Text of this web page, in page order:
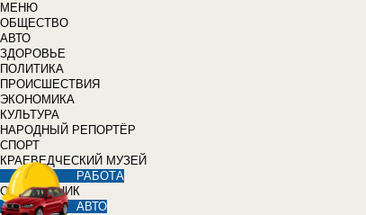
МЕНЮ
ОБЩЕСТВО
АВТО
ЗДОРОВЬЕ
ПОЛИТИКА
ПРОИСШЕСТВИЯ
ЭКОНОМИКА
КУЛЬТУРА
НАРОДНЫЙ РЕПОРТЁР
СПОРТ
КРАЕВЕДЧЕСКИЙ МУЗЕЙ
РАБОТА
СПРАВОЧНИК
АВТО